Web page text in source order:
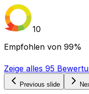
10
Empfohlen von 99%
Zeige alles 95
Previous slide